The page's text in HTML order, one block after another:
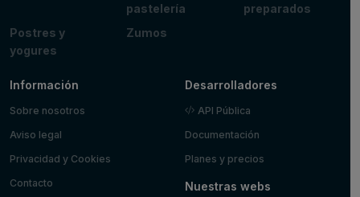
pastelería
preparados
Postres y
yogures
Zumos
Información
Sobre nosotros
Aviso legal
Privacidad y Cookies
Contacto
Desarrolladores
API Pública
Documentación
Planes y precios
Nuestras webs